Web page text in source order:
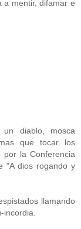
a mentir, difamar e
diablo, mosca
que tocar los
la Conferencia
"A dios rogando y
llamando